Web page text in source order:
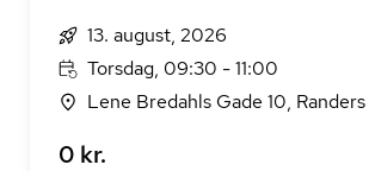
13. august, 2026
Torsdag, 09:30 - 11:00
Lene Bredahls Gade 10,
0 kr.